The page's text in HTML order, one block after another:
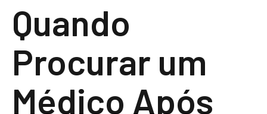
Quando
Procurar um
Médico Após